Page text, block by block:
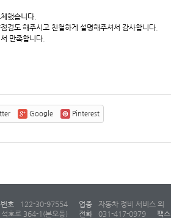
했습니다.
검도 해주시고 친철하게 설명해주셔서 감사합니다.
만족합니다.
Google Pinterest
호 122-30-97554 업종 자동차 정비 서비스 외
호로 364-1(본오동) 전화 031-417-0979 팩스